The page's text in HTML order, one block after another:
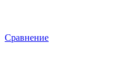
Сравнение